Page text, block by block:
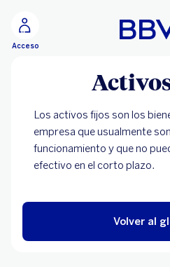
Acceso
Los activos fijos son los
empresa que usualmente
funcionamiento y que no
efectivo en el corto plazo.
Volver al